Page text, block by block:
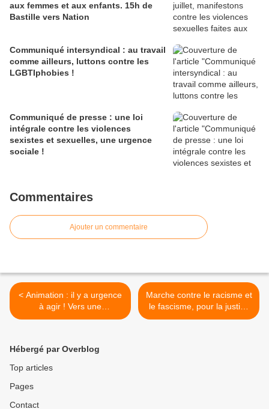
aux femmes et aux enfants. 15h de
Bastille vers Nation
Communiqué intersyndical : au travail
comme ailleurs, luttons contre les
LGBTIphobies !
Communiqué de presse : une loi
intégrale contre les violences
sexistes et sexuelles, une urgence
sociale !
Commentaires
Ajouter un commentaire
< Animation : il y a urgence
à agir ! Vers une
mobilisation nationale de
Marche contre le racisme et
le fascisme, pour la justice
sociale et l’égalité. RDV ce
Hébergé par Overblog
Top articles
Pages
Contact